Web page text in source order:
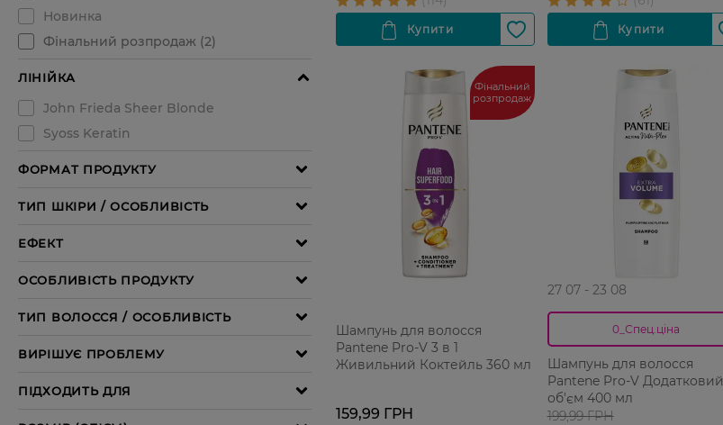
Фінальний
розпродаж
Шампунь для волосся
Pantene Pro-V 3 в 1
Живильний Коктейль 360 мл
159,99 ГРН
27 07 - 23 08
0_Спец.ціна
Шампунь для волосся
Pantene Pro-V Додатковий
об'єм 400 мл
199,99 ГРН